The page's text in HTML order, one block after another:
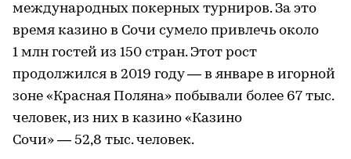
международных покерных турниров. За это
время казино в Сочи сумело привлечь около
1 млн гостей из 150 стран. Этот рост
продолжился в 2019 году — в январе в игорной
зоне «Красная Поляна» побывали более 67 тыс.
человек, из них в казино «Казино
Сочи» — 52,8 тыс. человек.